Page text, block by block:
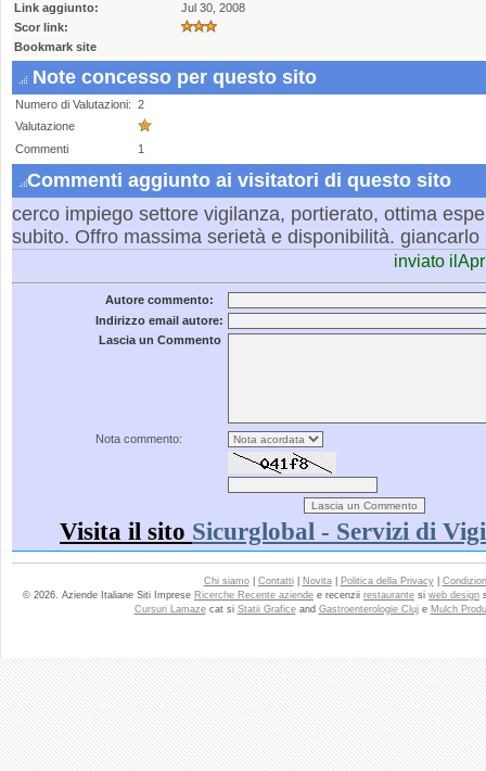
Link aggiunto:
Jul 30, 2008
Scor link:
Bookmark site
Note concesso per questo sito
Numero di Valutazioni: 2
Valutazione
Commenti
1
Commenti aggiunto ai visitatori di questo sito
cerco impiego settore vigilanza, portierato, ottima
subito. Offro massima serietà e disponibilità. giancarlo
inviato
Autore commento:
Indirizzo email autore:
Lascia un Commento
Nota commento:
Visita il sito Sicurglobal - Servizi di
Chi siamo| Contatti| Novita| Politica della Privacy|
© 2026. Aziende Italiane Siti Imprese Ricerche Recente aziende e recenzii restaurante si web design
Cursuri Lamazecat si Statii Graficeand Gastroenterologie Cluje Mulch